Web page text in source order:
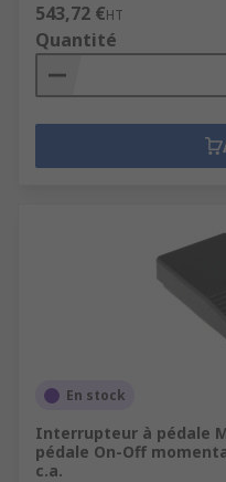
543,72 €HT
Quantité
En stock
Interrupteur à pédale
pédale On-Off
c.a.